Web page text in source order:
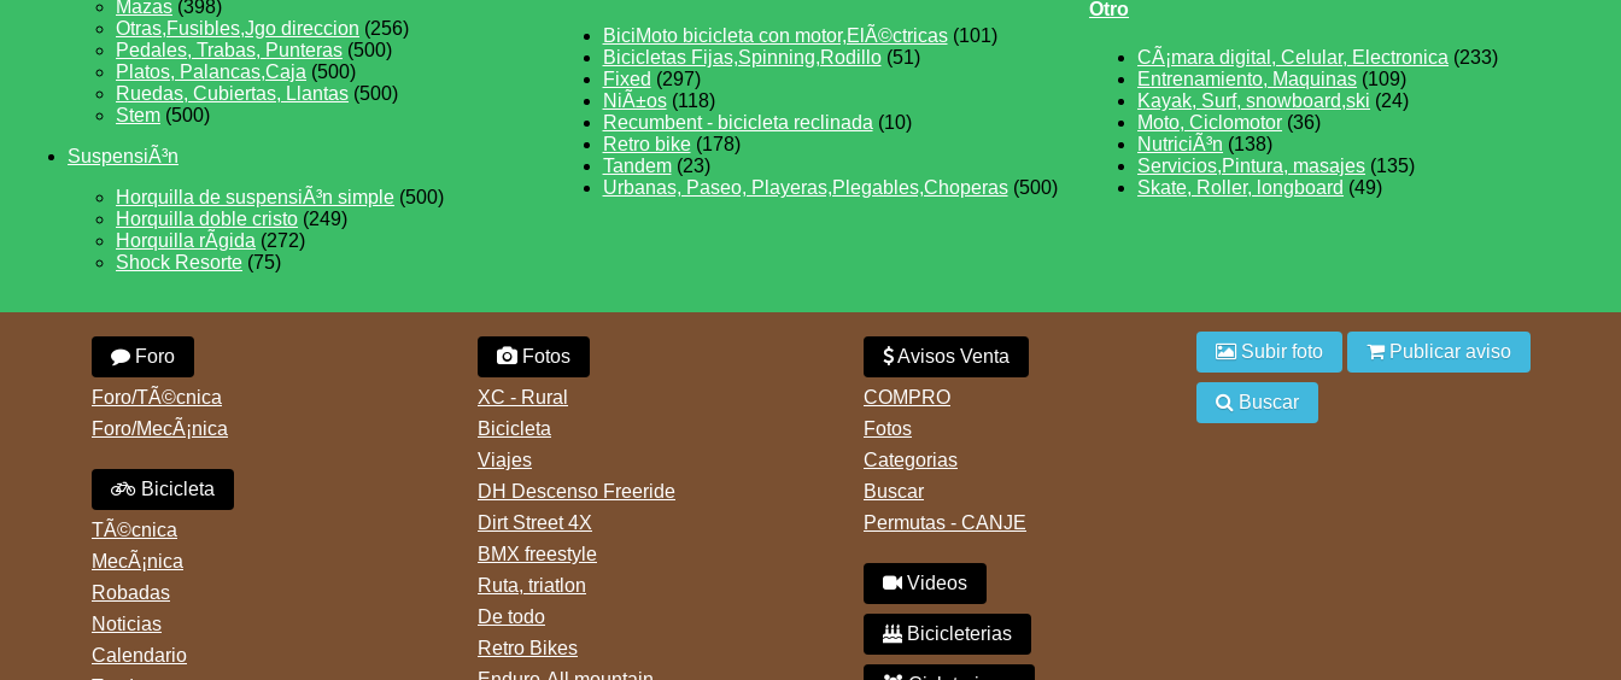
Mazas (398)
Otras,Fusibles,Jgo direccion (256)
Pedales, Trabas, Punteras (500)
Platos, Palancas,Caja (500)
Ruedas, Cubiertas, Llantas (500)
Stem (500)
SuspensiÃ³n
Horquilla de suspensiÃ³n simple (500)
Horquilla doble cristo (249)
Horquilla rÃ­gida (272)
Shock Resorte (75)
BiciMoto bicicleta con motor,ElÃ©ctricas(101)
Bicicletas Fijas,Spinning,Rodillo(51)
Fixed (297)
NiÃ±os(118)
Recumbent - bicicleta reclinada (10)
Retro bike(178)
Tandem(23)
Urbanas, Paseo, Playeras,Plegables,Choperas(500)
Otro
CÃ¡mara digital, Celular, Electronica (233)
Entrenamiento, Maquinas (109)
Kayak, Surf, snowboard,ski (24)
Moto, Ciclomotor (36)
NutriciÃ³n (138)
Servicios,Pintura, masajes (135)
Skate, Roller, longboard (49)
Foro
Foro/TÃ©cnica
Foro/MecÃ¡nica
Bicicleta
TÃ©cnica
MecÃ¡nica
Robadas
Noticias
Calendario
Fotos
XC - Rural
Bicicleta
Viajes
DH Descenso Freeride
Dirt Street 4X
BMX freestyle
Ruta, triatlon
De todo
Retro Bikes
Avisos Venta
COMPRO
Fotos
Categorias
Buscar
Permutas - CANJE
Videos
Bicicleterias
Subir foto Publicar aviso
Buscar